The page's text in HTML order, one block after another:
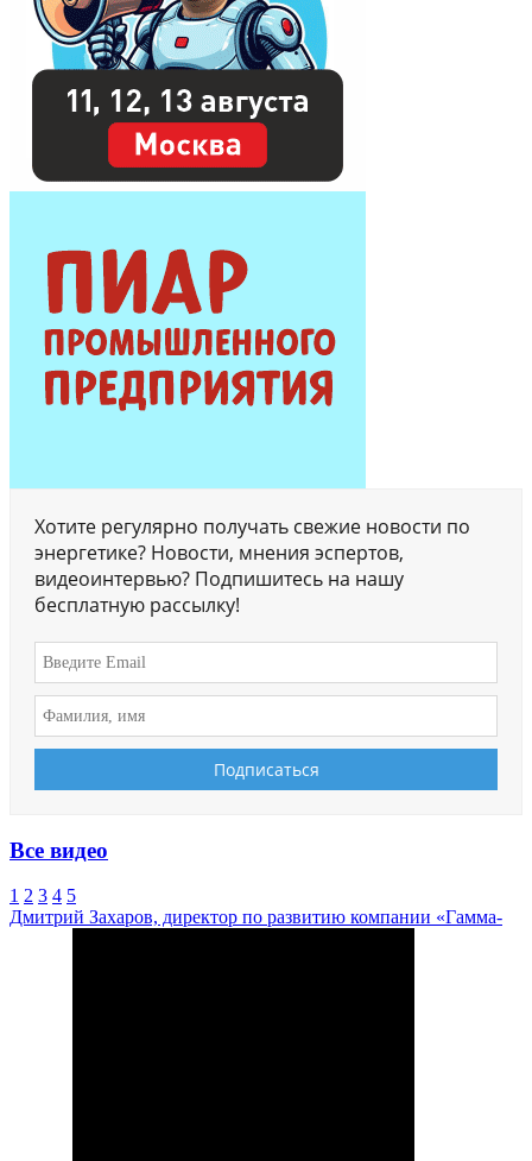
Хотите регулярно получать свежие новости по
энергетике? Новости, мнения эспертов,
видеоинтервью? Подпишитесь на нашу
бесплатную рассылку!
Все видео
1 2 3 4 5
Дмитрий Захаров, директор по развитию компании «Гамма-